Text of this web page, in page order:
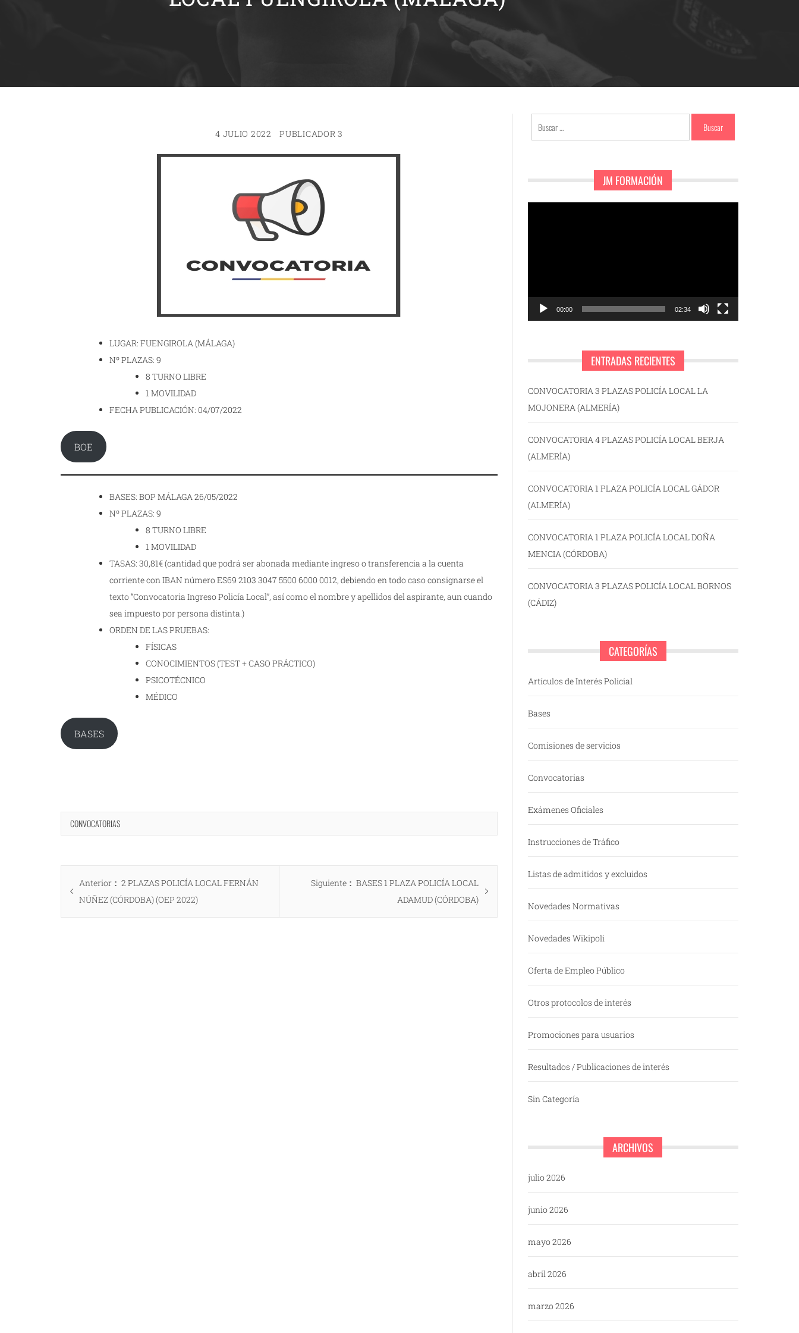
4 JULIO 2022 PUBLICADOR 3
LUGAR: FUENGIROLA (MÁLAGA)
Nº PLAZAS: 9
8 TURNO LIBRE
1 MOVILIDAD
FECHA PUBLICACIÓN: 04/07/2022
BOE
BASES: BOP MÁLAGA 26/05/2022
Nº PLAZAS: 9
8 TURNO LIBRE
1 MOVILIDAD
TASAS: 30,81€ (cantidad que podrá ser abonada mediante ingreso o transferencia a la cuenta
corriente con IBAN número ES69 2103 3047 5500 6000 0012, debiendo en todo caso consignarse el
texto “Convocatoria Ingreso Policía Local”, así como el nombre y apellidos del aspirante, aun cuando
sea impuesto por persona distinta.)
ORDEN DE LAS PRUEBAS:
FÍSICAS
CONOCIMIENTOS (TEST + CASO PRÁCTICO)
PSICOTÉCNICO
MÉDICO
BASES
CONVOCATORIAS
Navegación
de Anterior
Entrada
anterior:
2 PLAZAS POLICÍA LOCAL FERNÁN
NÚÑEZ (CÓRDOBA) (OEP 2022)
Siguiente
Entrada
BASES 1 PLAZA POLICÍA LOCAL
ADAMUD (CÓRDOBA)
Buscar:
JM FORMACIÓN
00:00 02:34
ENTRADAS RECIENTES
CONVOCATORIA 3 PLAZAS POLICÍA LOCAL LA
MOJONERA (ALMERÍA)
CONVOCATORIA 4 PLAZAS POLICÍA LOCAL BERJA
(ALMERÍA)
CONVOCATORIA 1 PLAZA POLICÍA LOCAL GÁDOR
(ALMERÍA)
CONVOCATORIA 1 PLAZA POLICÍA LOCAL DOÑA
MENCIA (CÓRDOBA)
CONVOCATORIA 3 PLAZAS POLICÍA LOCAL BORNOS
(CÁDIZ)
CATEGORÍAS
Artículos de Interés Policial
Bases
Comisiones de servicios
Convocatorias
Exámenes Oficiales
Instrucciones de Tráfico
Listas de admitidos y excluidos
Novedades Normativas
Novedades Wikipoli
Oferta de Empleo Público
Otros protocolos de interés
Promociones para usuarios
Resultados / Publicaciones de interés
Sin Categoría
ARCHIVOS
julio 2026
junio 2026
mayo 2026
abril 2026
marzo 2026